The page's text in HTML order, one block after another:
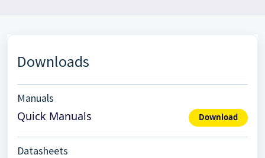
Downloads
Manuals
Quick Manuals Download
Datasheets